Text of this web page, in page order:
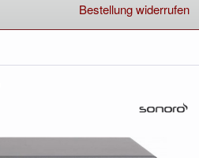
Bestellung widerrufen